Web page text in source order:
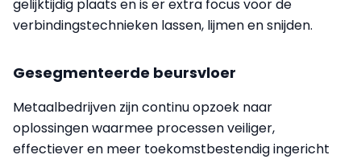
gelijktijdig plaats en is er extra focus voor de
verbindingstechnieken lassen, lijmen en snijden.
Gesegmenteerde beursvloer
Metaalbedrijven zijn continu opzoek naar
oplossingen waarmee processen veiliger,
effectiever en meer toekomstbestendig ingericht